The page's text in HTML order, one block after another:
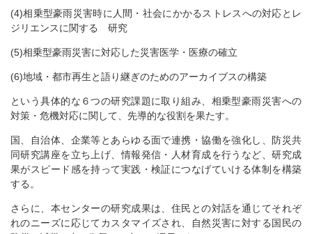
(4)相乗型豪雨災害時に人間・社会にかかるストレスへの対応とレ
ジリエンスに関する 研究
(5)相乗型豪雨災害に対応した災害医学・医療の確立
(6)地域・都市再生と語り継ぎのためのアーカイブスの構築
という具体的な６つの研究課題に取り組み、相乗型豪雨災害への
対策・危機対応に関して、先導的な役割を果たす。
国、自治体、企業等とあらゆる面で連携・協働を強化し、防災共
同研究講座を立ち上げ、情報発信・人材育成を行うなど、研究成
果がスピード感を持って実践・検証につなげていける体制を構築
する。
さらに、本センターの研究成果は、住民との対話を通じてそれぞ
れのニーズに応じてカスタマイズされ、自然災害に対する国民の